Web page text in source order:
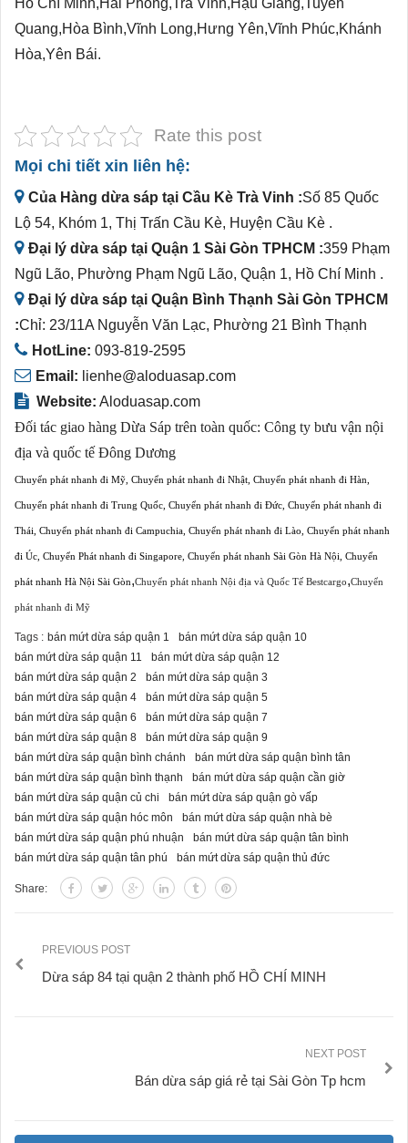
Quang,Hòa Bình,Vĩnh Long,Hưng Yên,Vĩnh Phúc,Khánh
Hòa,Yên Bái.
Rate this post
Mọi chi tiết xin liên hệ:
Của Hàng dừa sáp tại Cầu Kè Trà Vinh :Số 85 Quốc
Lộ 54, Khóm 1, Thị Trấn Cầu Kè, Huyện Cầu Kè .
Đại lý dừa sáp tại Quận 1 Sài Gòn TPHCM :359 Phạm
Ngũ Lão, Phường Phạm Ngũ Lão, Quận 1, Hồ Chí Minh .
Đại lý dừa sáp tại Quận Bình Thạnh Sài Gòn TPHCM
:Chỉ: 23/11A Nguyễn Văn Lạc, Phường 21 Bình Thạnh
HotLine: 093-819-2595
Email: lienhe@aloduasap.com
Website: Aloduasap.com
Đối tác giao hàng Dừa Sáp trên toàn quốc: Công ty bưu vận nội
địa và quốc tế Đông Dương
Chuyển phát nhanh đi Mỹ Chuyển phát nhanh đi Nhật Chuyển phát nhanh đi Hàn
Chuyển phát nhanh đi Trung Quốc Chuyển phát nhanh đi Đức Chuyển phát nhanh đi
Thái Chuyển phát nhanh đi Campuchia Chuyển phát nhanh đi Lào Chuyển phát nhanh
đi Úc Chuyển Phát nhanh đi Singapore Chuyển phát nhanh Sài Gòn Hà Nội Chuyển
phát nhanh Hà Nội Sài Gòn,Chuyển phát nhanh Nội địa và Quốc Tế Bestcargo,Chuyển
phát nhanh đi Mỹ
Tags : bán mứt dừa sáp quận 1
bán mứt dừa sáp quận 10
bán mứt dừa sáp quận 11
bán mứt dừa sáp quận 12
bán mứt dừa sáp quận 2
bán mứt dừa sáp quận 3
bán mứt dừa sáp quận 4
bán mứt dừa sáp quận 5
bán mứt dừa sáp quận 6
bán mứt dừa sáp quận 7
bán mứt dừa sáp quận 8
bán mứt dừa sáp quận 9
bán mứt dừa sáp quận bình chánh
bán mứt dừa sáp quận bình tân
bán mứt dừa sáp quận bình thạnh
bán mứt dừa sáp quận cần giờ
bán mứt dừa sáp quận củ chi
bán mứt dừa sáp quận gò vấp
bán mứt dừa sáp quận hóc môn
bán mứt dừa sáp quận nhà bè
bán mứt dừa sáp quận phú nhuận
bán mứt dừa sáp quận tân bình
bán mứt dừa sáp quận tân phú
bán mứt dừa sáp quận thủ đức
Share:
PREVIOUS POST
Dừa sáp 84 tại quận 2 thành phố HỒ CHÍ MINH
NEXT POST
Bán dừa sáp giá rẻ tại Sài Gòn Tp hcm